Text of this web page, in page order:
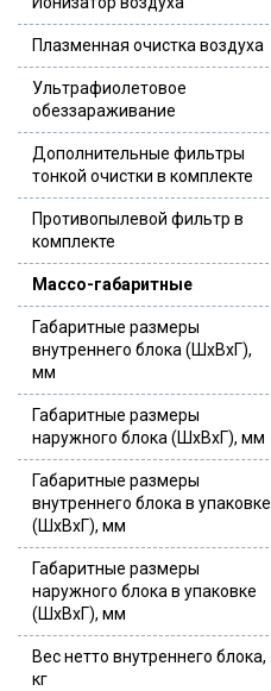
Плазменная очистка воздуха
Ультрафиолетовое
обеззараживание
Дополнительные фильтры
тонкой очистки в комплекте
Противопылевой фильтр в
комплекте
Массо-габаритные
Габаритные размеры
внутреннего блока (ШxВxГ),
мм
Габаритные размеры
наружного блока (ШxВxГ), мм
Габаритные размеры
внутреннего блока в упаковке
(ШxВxГ), мм
Габаритные размеры
наружного блока в упаковке
(ШxВxГ), мм
Вес нетто внутреннего блока,
кг